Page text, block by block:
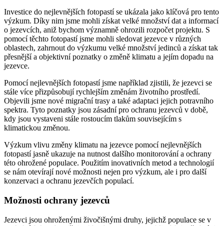
Investice do nejlevnějších fotopastí se ukázala jako klíčová pro tento
výzkum. Díky nim jsme mohli získat velké množství dat a informací
o jezevcích, aniž bychom významně ohrozili rozpočet projektu. S
pomocí těchto fotopastí jsme mohli sledovat jezevce v různých
oblastech, zahrnout do výzkumu velké množství jedinců a získat tak
přesnější a objektivní poznatky o změně klimatu a jejím dopadu na
jezevce.
Pomocí nejlevnějších fotopastí jsme například zjistili, že jezevci se
stále více přizpůsobují rychlejším změnám životního prostředí.
Objevili jsme nové migrační trasy a také adaptaci jejich potravního
spektra. Tyto poznatky jsou zásadní pro ochranu jezevců v době,
kdy jsou vystaveni stále rostoucím tlakům souvisejícím s
klimatickou změnou.
Výzkum vlivu změny klimatu na jezevce pomocí nejlevnějších
fotopastí jasně ukazuje na nutnost dalšího monitorování a ochrany
této ohrožené populace. Použitím inovativních metod a technologií
se nám otevírají nové možnosti nejen pro výzkum, ale i pro další
konzervaci a ochranu jezevčích populací.
Možnosti ochrany jezevců
Jezevci jsou ohroženými živočišnými druhy, jejichž populace se v